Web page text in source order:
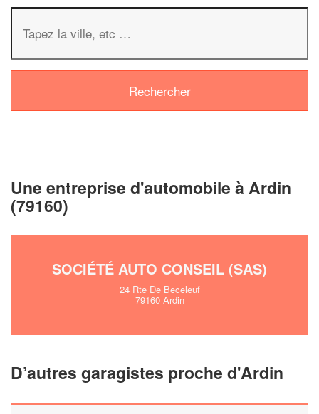
Une entreprise d'automobile à Ardin
(79160)
SOCIÉTÉ AUTO CONSEIL (SAS)
24 Rte De Beceleuf
79160 Ardin
D’autres garagistes proche d'Ardin
✕
Vous êtes un
professionnel ?
En savoir plus